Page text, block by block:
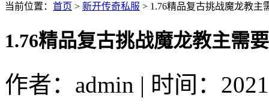
当前位置： 首页 > 新开传奇私服 > 1.76精品复古挑战魔龙教主
1.76精品复古挑战魔龙教主需
作者：admin | 时间：